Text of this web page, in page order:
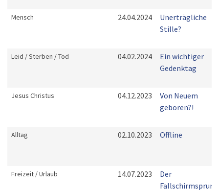
Mensch 24.04.2024
Unerträgliche
Stille?
Leid / Sterben / Tod 04.02.2024
Ein wichtiger
Gedenktag
Jesus Christus 04.12.2023
Von Neuem
geboren?!
Alltag 02.10.2023 Offline
Freizeit / Urlaub 14.07.2023
Der
Fallschirmsprung